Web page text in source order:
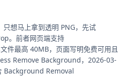
想马上拿到透明 PNG，先试
。前者网页端支持
文件最高 40MB，页面写明免费可用且
Remove Background，2026-03-
Background Removal